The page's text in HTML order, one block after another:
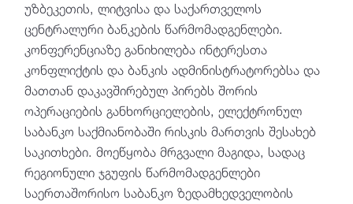
უზბეკეთის, ლიტვისა და საქართველოს
ცენტრალური ბანკების წარმომადგენლები.
კონფერენციაზე განიხილება ინტერესთა
კონფლიქტის და ბანკის ადმინისტრატორებსა და
მათთან დაკავშირებულ პირებს შორის
ოპერაციების განხორციელების, ელექტრონულ
საბანკო საქმიანობაში რისკის მართვის შესახებ
საკითხები. მოეწყობა მრგვალი მაგიდა, სადაც
რეგიონული ჯგუფის წარმომადგენლები
საერთაშორისო საბანკო ზედამხედველობის